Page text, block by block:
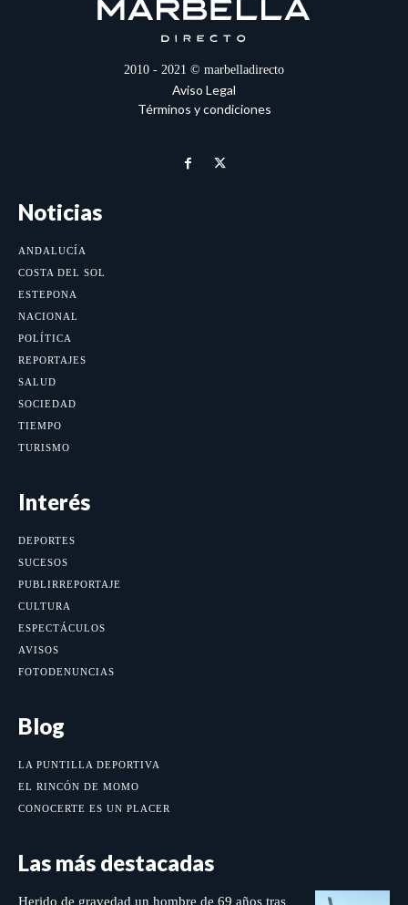
2010 - 2021 © marbelladirecto
Aviso Legal
Términos y condiciones
Noticias
ANDALUCÍA
COSTA DEL SOL
ESTEPONA
NACIONAL
POLÍTICA
REPORTAJES
SALUD
SOCIEDAD
TIEMPO
TURISMO
Interés
DEPORTES
SUCESOS
PUBLIRREPORTAJE
CULTURA
ESPECTÁCULOS
AVISOS
FOTODENUNCIAS
Blog
LA PUNTILLA DEPORTIVA
EL RINCÓN DE MOMO
CONOCERTE ES UN PLACER
Las más destacadas
Herido de gravedad un hombre de 69 años tras